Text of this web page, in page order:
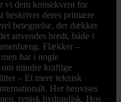
vi dem konsekvent for
beskriver deres primære
betegnelse, der dækker
anvendes bredt, både i
Flækker –
har i nogle
mindre kraftige
– Et mere teknisk
Her henvises
typisk hydraulisk. Hos